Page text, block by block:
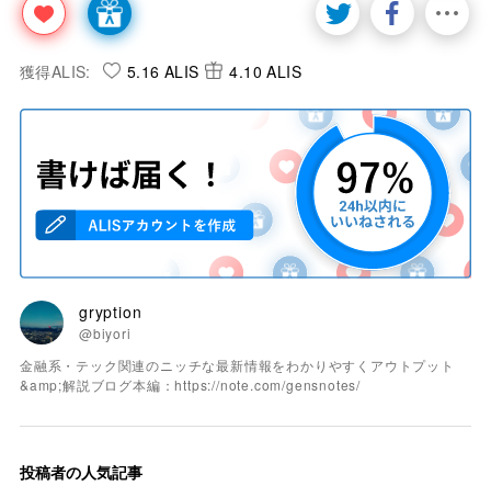
獲得ALIS: 5.16 ALIS 4.10 ALIS
gryption
@biyori
金融系・テック関連のニッチな最新情報をわかりやすくアウトプット
&amp;解説ブログ本編：https://note.com/gensnotes/
投稿者の人気記事